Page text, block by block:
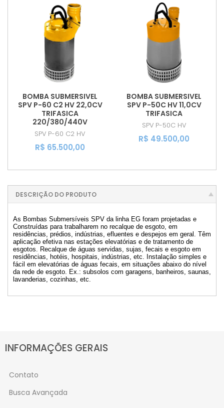
BOMBA SUBMERSIVEL
SPV P-60 C2 HV 22,0CV
TRIFASICA
220/380/440V
SPV P-60 C2 HV
R$ 65.500,00
BOMBA SUBMERSIVEL
SPV P-50C HV 11,0CV
TRIFASICA
SPV P-50C HV
R$ 49.500,00
DESCRIÇÃO DO PRODUTO
As Bombas Submersíveis SPV da linha EG foram projetadas e
Construídas para trabalharem no recalque de esgoto, em
residências, prédios, indústrias, efluentes e despejos em geral. Têm
aplicação efetiva nas estações elevatórias e de tratamento de
esgotos. Recalque de águas servidas, sujas, fecais e esgoto em
residências, hotéis, hospitais, indústrias, etc. Instalação simples e
fácil em elevatórias de águas fecais, em situações abaixo do nível
da rede de esgoto. Ex.: subsolos com garagens, banheiros, saunas,
lavanderias, cozinhas, etc.
INFORMAÇÕES GERAIS
Contato
Busca Avançada